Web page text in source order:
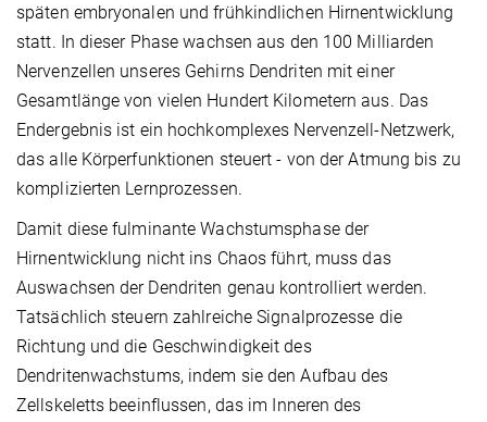
späten embryonalen und frühkindlichen Hirnentwicklung
statt. In dieser Phase wachsen aus den 100 Milliarden
Nervenzellen unseres Gehirns Dendriten mit einer
Gesamtlänge von vielen Hundert Kilometern aus. Das
Endergebnis ist ein hochkomplexes Nervenzell-Netzwerk,
das alle Körperfunktionen steuert - von der Atmung bis zu
komplizierten Lernprozessen.
Damit diese fulminante Wachstumsphase der
Hirnentwicklung nicht ins Chaos führt, muss das
Auswachsen der Dendriten genau kontrolliert werden.
Tatsächlich steuern zahlreiche Signalprozesse die
Richtung und die Geschwindigkeit des
Dendritenwachstums, indem sie den Aufbau des
Zellskeletts beeinflussen, das im Inneren des